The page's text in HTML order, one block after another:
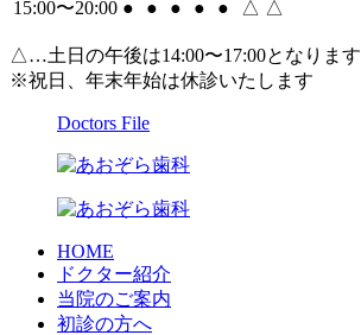
15:00〜20:00 ● ● ● ● ● △ △
△…土日の午後は14:00〜17:00となります
※祝日、年末年始は休診いたします
Doctors File
HOME
ドクター紹介
当院のご案内
初診の方へ